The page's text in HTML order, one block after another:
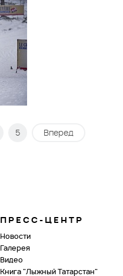
5 Вперед
ПРЕСС-ЦЕНТР
Новости
Галерея
Видео
Книга "Лыжный Татарстан"